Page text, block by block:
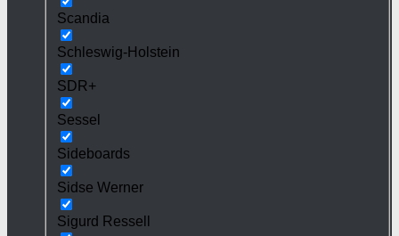
Scandia
Schleswig-Holstein
SDR+
Sessel
Sideboards
Sidse Werner
Sigurd Ressell